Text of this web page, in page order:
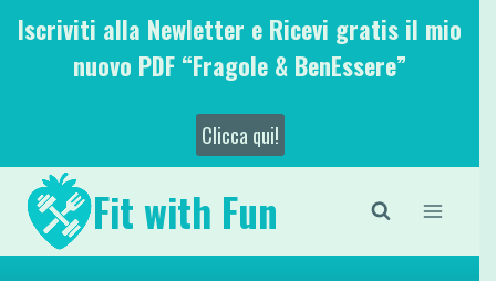
SaltaIscriviti alla Newletter e Ricevi gratis il mio
nuovo PDF “Fragole & BenEssere”
Clicca qui!
Fit with Fun